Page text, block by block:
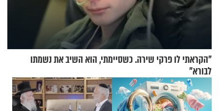
"הקראתי לו פרקי שירה. כשסיימתי, הוא השיב את נשמתו
לבורא"